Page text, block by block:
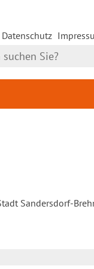
Datenschutz
Sandersdorf-